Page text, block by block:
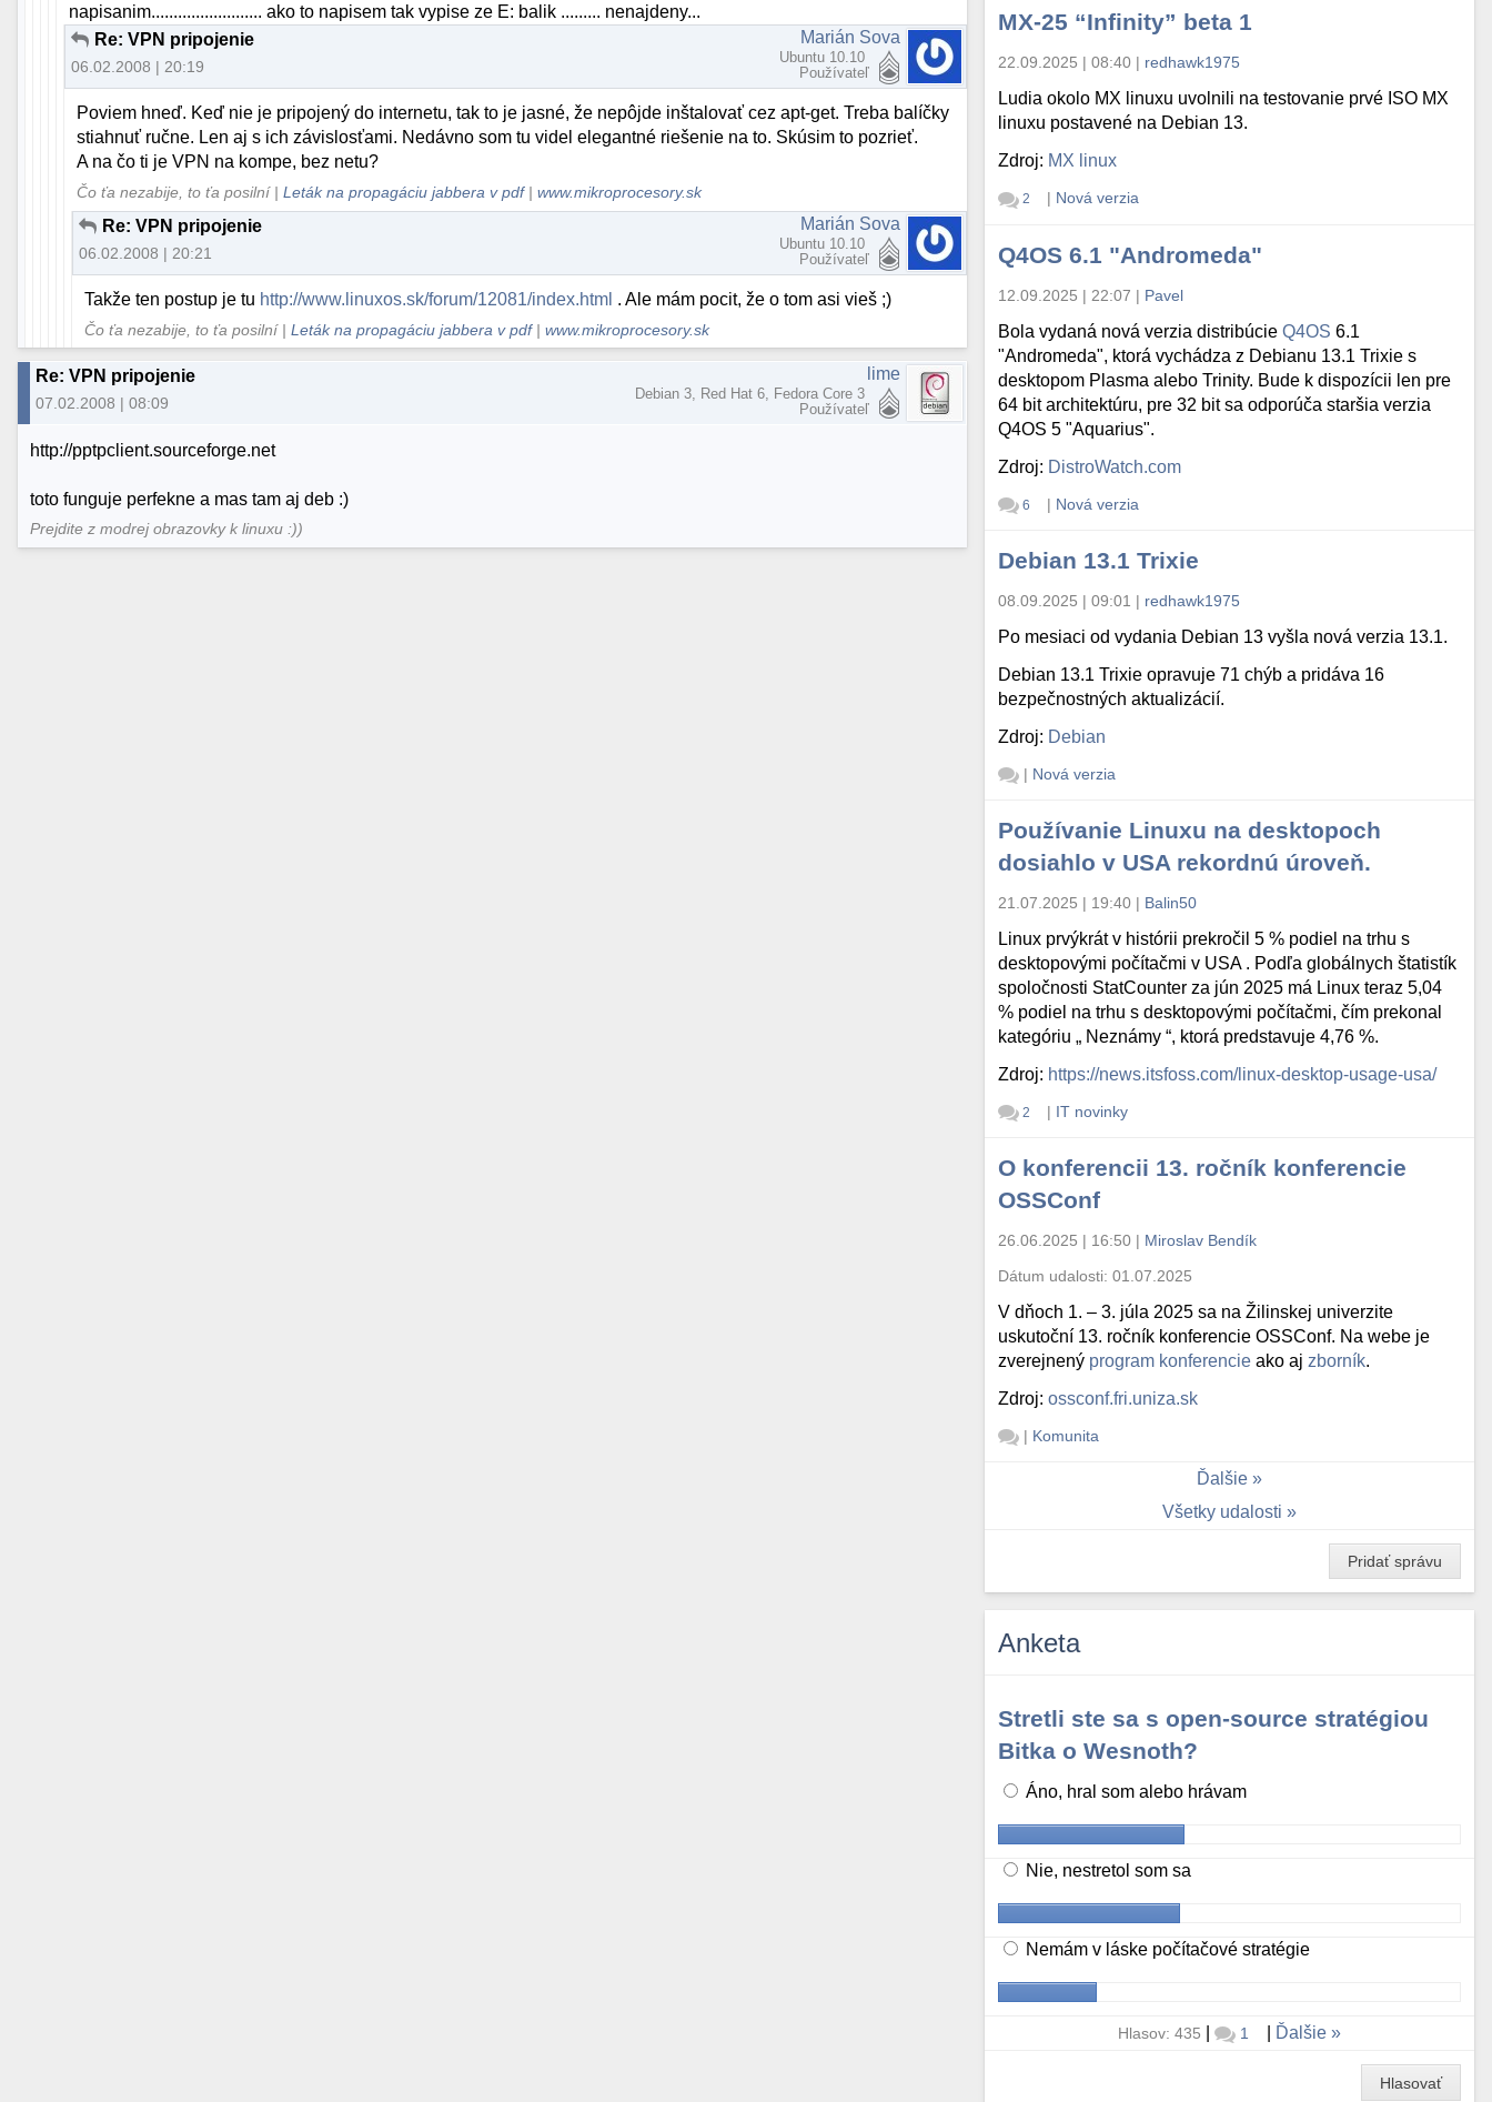
napisanim......................... ako to napisem tak vypise ze E: balik ......... nenajdeny...
Re: VPN pripojenie
06.02.2008 | 20:19
Marián Sova
Ubuntu 10.10
Používateľ
Poviem hneď. Keď nie je pripojený do internetu, tak to je jasné, že nepôjde inštalovať cez apt-get. Treba balíčky
stiahnuť ručne. Len aj s ich závislosťami. Nedávno som tu videl elegantné riešenie na to. Skúsim to pozrieť.
A na čo ti je VPN na kompe, bez netu?
Čo ťa nezabije, to ťa posilní |Leták na propagáciu jabbera v pdf|www.mikroprocesory.sk
Re: VPN pripojenie
06.02.2008 | 20:21
Marián Sova
Ubuntu 10.10
Používateľ
Takže ten postup je tu http://www.linuxos.sk/forum/12081/index.html . Ale mám pocit, že o tom asi vieš ;)
Čo ťa nezabije, to ťa posilní |Leták na propagáciu jabbera v pdf|www.mikroprocesory.sk
Re: VPN pripojenie
07.02.2008 | 08:09
lime
Debian 3, Red Hat 6, Fedora Core 3
Používateľ
http://pptpclient.sourceforge.net
toto funguje perfekne a mas tam aj deb :)
Prejdite z modrej obrazovky k linuxu :))
MX-25 “Infinity” beta 1
22.09.2025 | 08:40 | redhawk1975
Ludia okolo MX linuxu uvolnili na testovanie prvé ISO MX
linuxu postavené na Debian 13.
Zdroj: MX linux
2 | Nová verzia
Q4OS 6.1 "Andromeda"
12.09.2025 | 22:07 | Pavel
Bola vydaná nová verzia distribúcieQ4OS 6.1
"Andromeda", ktorá vychádza z Debianu 13.1 Trixie s
desktopom Plasma alebo Trinity. Bude k dispozícii len pre
64 bit architektúru, pre 32 bit sa odporúča staršia verzia
Q4OS 5 "Aquarius".
Zdroj: DistroWatch.com
6 | Nová verzia
Debian 13.1 Trixie
08.09.2025 | 09:01 | redhawk1975
Po mesiaci od vydania Debian 13 vyšla nová verzia 13.1.
Debian 13.1 Trixie opravuje 71 chýb a pridáva 16
bezpečnostných aktualizácií.
Zdroj: Debian
| Nová verzia
Používanie Linuxu na desktopoch
dosiahlo v USA rekordnú úroveň.
21.07.2025 | 19:40 | Balin50
Linux prvýkrát v histórii prekročil 5 % podiel na trhu s
desktopovými počítačmi v USA . Podľa globálnych štatistík
spoločnosti StatCounter za jún 2025 má Linux teraz 5,04
% podiel na trhu s desktopovými počítačmi, čím prekonal
kategóriu „ Neznámy “, ktorá predstavuje 4,76 %.
Zdroj: https://news.itsfoss.com/linux-desktop-usage-usa/
2 | IT novinky
O konferencii 13. ročník konferencie
OSSConf
26.06.2025 | 16:50 | Miroslav Bendík
Dátum udalosti:01.07.2025
V dňoch 1. – 3. júla 2025 sa na Žilinskej univerzite
uskutoční 13. ročník konferencie OSSConf. Na webe je
zverejnený program konferencie ako aj zborník.
Zdroj:ossconf.fri.uniza.sk
| Komunita
Ďalšie
Všetky udalosti
Pridať správu
Anketa
Stretli ste sa s open-source stratégiou
Bitka o Wesnoth?
Áno, hral som alebo hrávam
Nie, nestretol som sa
Nemám v láske počítačové stratégie
Hlasov: 435 | 1 Ďalšie
Hlasovať